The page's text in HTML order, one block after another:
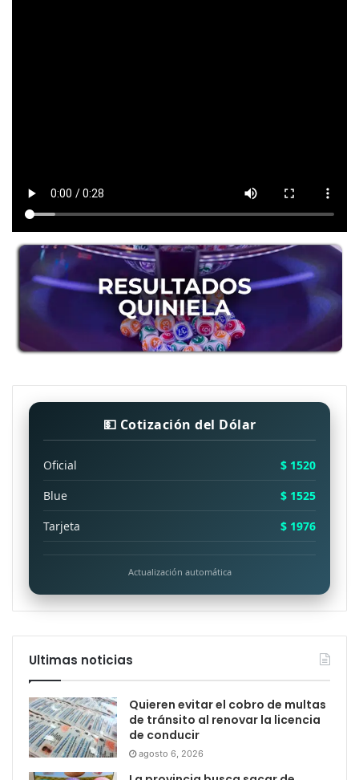
💵 Cotización del Dólar
Oficial
$ 1520
Blue
$ 1525
Tarjeta
$ 1976
Actualización automática
Ultimas noticias
Quieren evitar el cobro de multas
de tránsito al renovar la licencia
de conducir
agosto 6, 2026